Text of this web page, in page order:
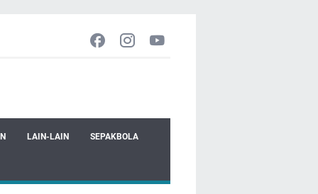
LAIN-LAIN SEPAKBOLA